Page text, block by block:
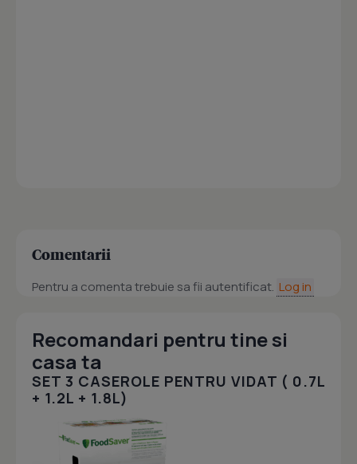
Comentarii
Pentru a comenta trebuie sa fii autentificat. Log in
Recomandari pentru tine si
casa ta
SET 3 CASEROLE PENTRU VIDAT ( 0.7L
+ 1.2L + 1.8L)